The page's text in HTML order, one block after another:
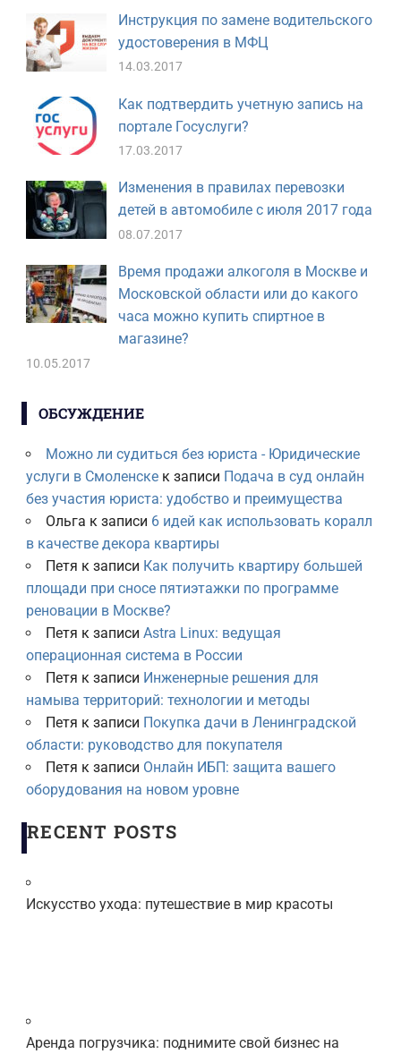
Инструкция по замене водительского
удостоверения в МФЦ
14.03.2017
Как подтвердить учетную запись на
портале Госуслуги?
17.03.2017
Изменения в правилах перевозки
детей в автомобиле с июля 2017 года
08.07.2017
Время продажи алкоголя в Москве и
Московской области или до какого
часа можно купить спиртное в
магазине?
10.05.2017
ОБСУЖДЕНИЕ
Можно ли судиться без юриста - Юридические
услуги в Смоленскек записи Подача в суд онлайн
без участия юриста: удобство и преимущества
Ольга к записи 6 идей как использовать коралл
в качестве декора квартиры
Петя к записи Как получить квартиру большей
площади при сносе пятиэтажки по программе
реновации в Москве?
Петя к записи Astra Linux: ведущая
операционная система в России
Петя к записи Инженерные решения для
намыва территорий: технологии и методы
Петя к записи Покупка дачи в Ленинградской
области: руководство для покупателя
Петя к записи Онлайн ИБП: защита вашего
оборудования на новом уровне
RECENT POSTS
Искусство ухода: путешествие в мир красоты
Аренда погрузчика: поднимите свой бизнес на